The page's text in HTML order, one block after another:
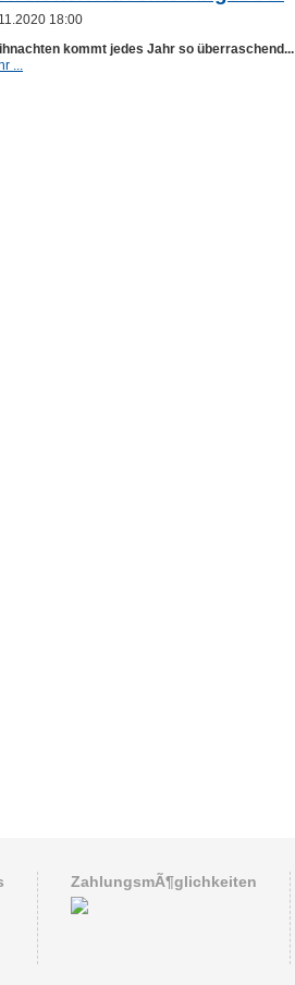
18:00
kommt jedes Jahr so überraschend...
...
ZahlungsmÃ¶glichkeiten